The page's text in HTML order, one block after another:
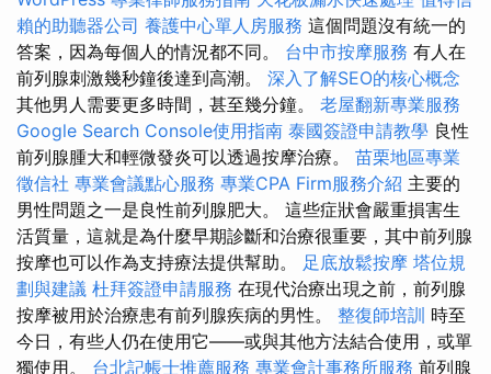
賴的助聽器公司 養護中心單人房服務 這個問題沒有統一的
答案，因為每個人的情況都不同。 台中市按摩服務 有人在
前列腺刺激幾秒鐘後達到高潮。 深入了解SEO的核心概念
其他男人需要更多時間，甚至幾分鐘。 老屋翻新專業服務
Google Search Console使用指南 泰國簽證申請教學 良性
前列腺腫大和輕微發炎可以透過按摩治療。 苗栗地區專業
徵信社 專業會議點心服務 專業CPA Firm服務介紹 主要的
男性問題之一是良性前列腺肥大。 這些症狀會嚴重損害生
活質量，這就是為什麼早期診斷和治療很重要，其中前列腺
按摩也可以作為支持療法提供幫助。 足底放鬆按摩 塔位規
劃與建議 杜拜簽證申請服務 在現代治療出現之前，前列腺
按摩被用於治療患有前列腺疾病的男性。 整復師培訓 時至
今日，有些人仍在使用它——或與其他方法結合使用，或單
獨使用。 台北記帳士推薦服務 專業會計事務所服務 前列腺